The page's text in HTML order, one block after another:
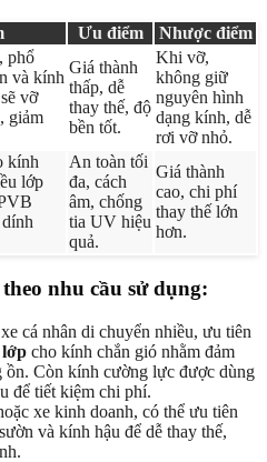
Ưu điểm
Nhược điểm
phổ
và kính
vỡ
giảm
Giá thành
thấp, dễ
thay thế, độ
bền tốt.
Khi vỡ,
không giữ
nguyên hình
dạng kính, dễ
rơi vỡ nhỏ.
kính
lớp
An toàn tối
đa, cách
âm, chống
tia UV hiệu
quả.
Giá thành
cao, chi phí
thay thế lớn
hơn.
nhu cầu sử dụng:
cá nhân di chuyển nhiều, ưu tiên
cho kính chắn gió nhằm đảm
ồn. Còn kính cường lực được dùng
để tiết kiệm chi phí.
xe kinh doanh, có thể ưu tiên
và kính hậu để dễ thay thế,